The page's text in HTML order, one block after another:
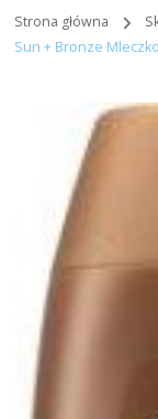
Strona główna
Sun + Bronze